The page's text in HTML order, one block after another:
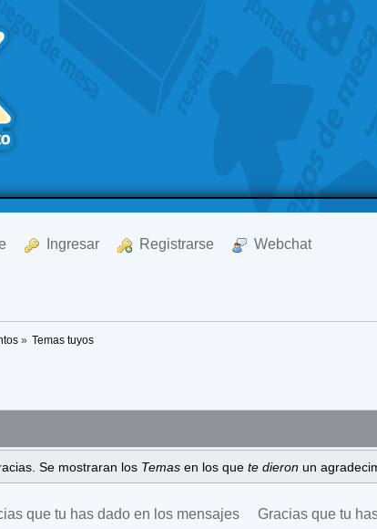
Ingresar Registrarse Webchat
» Temas tuyos
Se mostraran los Temas en los que te dieron un
que tu has dado en los mensajes Gracias que tu